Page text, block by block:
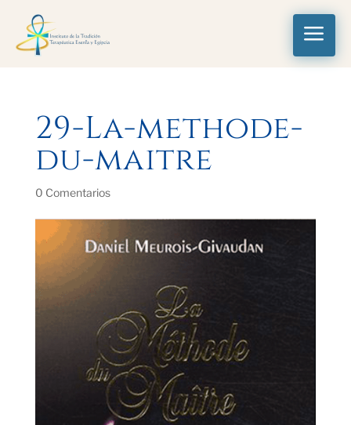
a
29-La-methode-
du-maitre
0 Comentarios